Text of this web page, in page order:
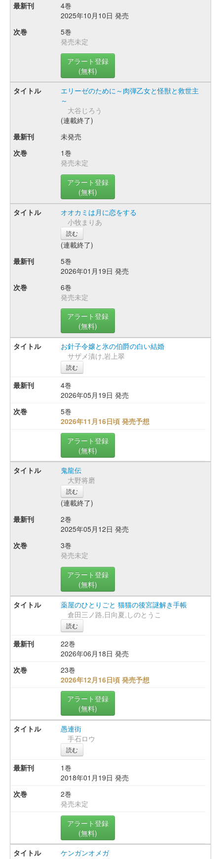
4巻
2025年10月10日 発売
5巻
発売未定
アラート登録
(無料)
エリーゼのために～肉弾乙女と怪獣と救世主
～
大谷じろう
(連載終了)
未発売
1巻
発売未定
アラート登録
(無料)
オオカミは月に恋をする
小牧まりあ
読む
(連載終了)
5巻
2026年01月19日 発売
6巻
発売未定
アラート登録
(無料)
お針子令嬢と氷の伯爵の白い結婚
サザメ漬け,岩上翠
読む
4巻
2026年05月19日 発売
5巻
2026年11月16日頃 発売予想
アラート登録
(無料)
鬼龍伝
大野将磨
読む
(連載終了)
2巻
2025年05月12日 発売
3巻
発売未定
アラート登録
(無料)
薬屋のひとりごと 猫猫の後宮謎解き手帳
倉田三ノ路,日向夏,しのとうこ
読む
22巻
2026年06月18日 発売
23巻
2026年12月16日頃 発売予想
アラート登録
(無料)
愚連街
手石ロウ
読む
1巻
2018年01月19日 発売
2巻
発売未定
アラート登録
(無料)
ケンガンオメガ